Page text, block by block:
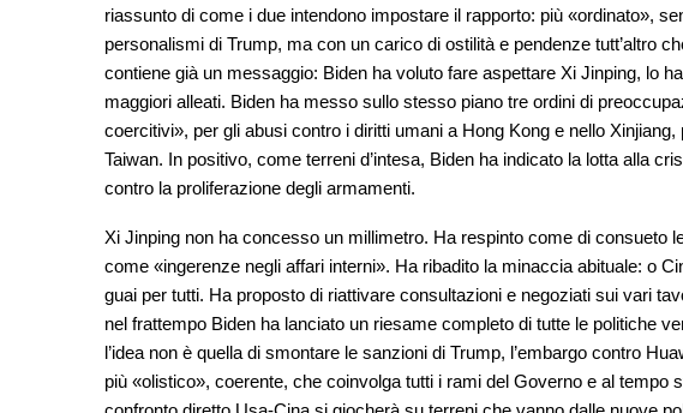
riassunto di come i due intendono impostare il rapporto: più «ordinato»,
personalismi di Trump, ma con un carico di ostilità e pendenze tutt’altro
contiene già un messaggio: Biden ha voluto fare aspettare Xi Jinping, lo
maggiori alleati. Biden ha messo sullo stesso piano tre ordini di
coercitivi», per gli abusi contro i diritti umani a Hong Kong e nello
Taiwan. In positivo, come terreni d’intesa, Biden ha indicato la lotta alla
contro la proliferazione degli armamenti.
Xi Jinping non ha concesso un millimetro. Ha respinto come di consueto
come «ingerenze negli affari interni». Ha ribadito la minaccia abituale: o
guai per tutti. Ha proposto di riattivare consultazioni e negoziati sui vari
nel frattempo Biden ha lanciato un riesame completo di tutte le politiche
l’idea non è quella di smontare le sanzioni di Trump, l’embargo contro
più «olistico», coerente, che coinvolga tutti i rami del Governo e al tempo